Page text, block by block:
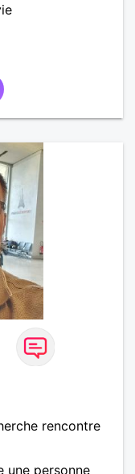
rencontre
une personne